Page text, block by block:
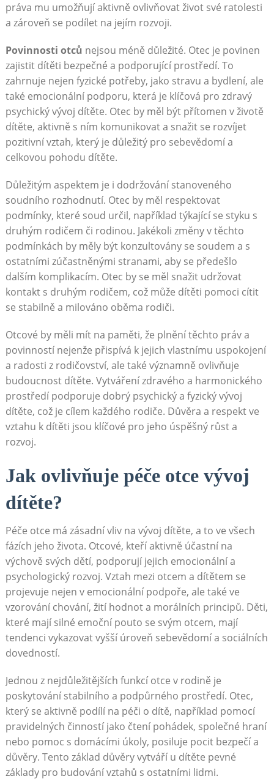
práva mu umožňují aktivně ovlivňovat život své ratolesti
a zároveň se podílet na jejím rozvoji.
Povinnosti otců nejsou méně důležité. Otec je povinen
zajistit dítěti bezpečné a podporující prostředí. To
zahrnuje nejen fyzické potřeby, jako stravu a bydlení, ale
také emocionální podporu, která je klíčová pro zdravý
psychický vývoj dítěte. Otec by měl být přítomen v životě
dítěte, aktivně s ním komunikovat a snažit se rozvíjet
pozitivní vztah, který je důležitý pro sebevědomí a
celkovou pohodu dítěte.
Důležitým aspektem je i dodržování stanoveného
soudního rozhodnutí. Otec by měl respektovat
podmínky, které soud určil, například týkající se styku s
druhým rodičem či rodinou. Jakékoli změny v těchto
podmínkách by měly být konzultovány se soudem a s
ostatními zúčastněnými stranami, aby se předešlo
dalším komplikacím. Otec by se měl snažit udržovat
kontakt s druhým rodičem, což může dítěti pomoci cítit
se stabilně a milováno oběma rodiči.
Otcové by měli mít na paměti, že plnění těchto práv a
povinností nejenže přispívá k jejich vlastnímu uspokojení
a radosti z rodičovství, ale také významně ovlivňuje
budoucnost dítěte. Vytváření zdravého a harmonického
prostředí podporuje dobrý psychický a fyzický vývoj
dítěte, což je cílem každého rodiče. Důvěra a respekt ve
vztahu k dítěti jsou klíčové pro jeho úspěšný růst a
rozvoj.
Jak ovlivňuje péče otce vývoj
dítěte?
Péče otce má zásadní vliv na vývoj dítěte, a to ve všech
fázích jeho života. Otcové, kteří aktivně účastní na
výchově svých dětí, podporují jejich emocionální a
psychologický rozvoj. Vztah mezi otcem a dítětem se
projevuje nejen v emocionální podpoře, ale také ve
vzorování chování, žití hodnot a morálních principů. Děti,
které mají silné emoční pouto se svým otcem, mají
tendenci vykazovat vyšší úroveň sebevědomí a sociálních
dovedností.
Jednou z nejdůležitějších funkcí otce v rodině je
poskytování stabilního a podpůrného prostředí. Otec,
který se aktivně podílí na péči o dítě, například pomocí
pravidelných činností jako čtení pohádek, společné hraní
nebo pomoc s domácími úkoly, posiluje pocit bezpečí a
důvěry. Tento základ důvěry vytváří u dítěte pevné
základy pro budování vztahů s ostatními lidmi.